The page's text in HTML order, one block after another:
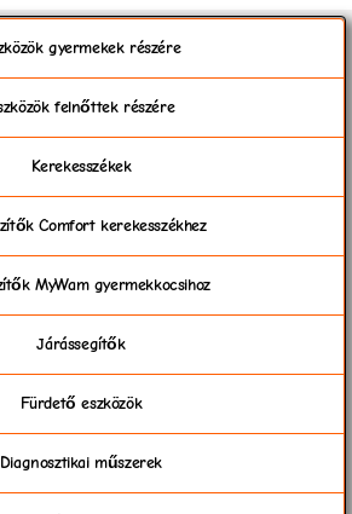
gyermekek részére
felnőttek részére
Kerekesszékek
Comfort kerekesszékhez
MyWam gyermekkocsihoz
Járássegítők
Fürdető eszközök
Diagnosztikai műszerek